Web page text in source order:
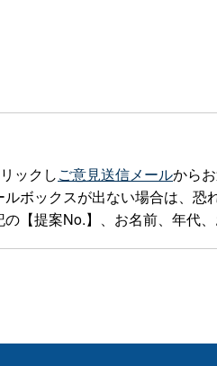
ックしご意見送信メールから
ボックスが出ない場合は、
【提案No.】、お名前、年代